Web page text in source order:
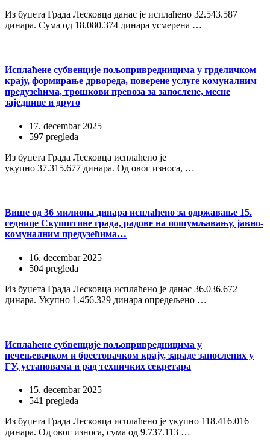
Из буџета Града Лесковца данас је исплаћено 32.543.587
динара. Сума од 18.080.374 динара усмерена …
Исплаћене субвенције пољопривредницима у грделичком
крају, формирање дрвореда, поверене услуге комуналним
предузећима, трошкови превоза за запослене, месне
заједнице и друго
17. decembar 2025
597 pregleda
Из буџета Града Лесковца исплаћено је
укупно 37.315.677 динара. Од овог износа, …
Више од 36 милиона динара исплаћено за одржавање 15.
седнице Скупштине града, радове на пошумљавању, јавно-
комуналним предузећима…
16. decembar 2025
504 pregleda
Из буџета Града Лесковца исплаћено је данас 36.036.672
динара. Укупно 1.456.329 динара опредељено …
Исплаћене субвенције пољопривредницима у
печењевачком и брестовачком крају, зараде запослених у
ГУ, установама и рад техничких секретара
15. decembar 2025
541 pregleda
Из буџета Града Лесковца исплаћено је укупно 118.416.016
динара. Од овог износа, сума од 9.737.113 …